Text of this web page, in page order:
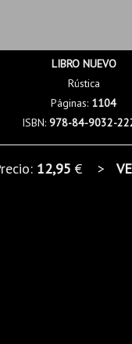
LIBRO NUEVO
Rústica
Páginas: 1104
ISBN: 978-84-9032-
12,95 € >